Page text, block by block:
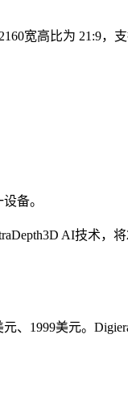
宽高比为 21:9，
备。
AI技术，
、1999美元。